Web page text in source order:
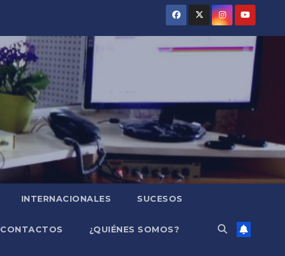
INTERNACIONALES SUCESOS
CONTACTOS ¿QUIÉNES SOMOS?